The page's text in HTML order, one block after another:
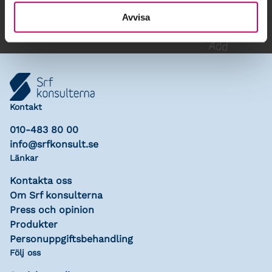
Avvisa
Kontakt
010-483 80 00
info@srfkonsult.se
Länkar
Kontakta oss
Om Srf konsulterna
Press och opinion
Produkter
Personuppgiftsbehandling
Följ oss